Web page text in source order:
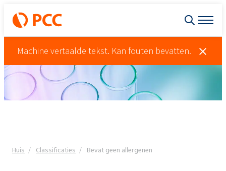
Machine vertaalde tekst. Kan fouten bevatten.
Huis Classificaties Bevat geen allergenen